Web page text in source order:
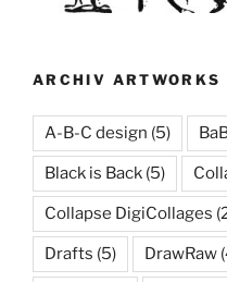
ARCHIV ARTWORKS
A-B-C design (5)
Black is Back (5)
Collapse DigiCollages
Drafts (5) DrawRaw